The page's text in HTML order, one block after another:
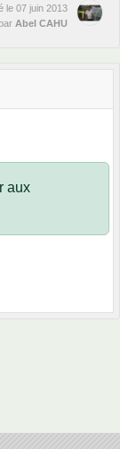
le 07 juin 2013
Abel CAHU
aux